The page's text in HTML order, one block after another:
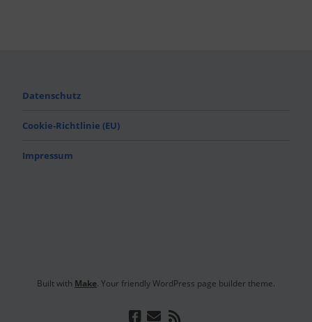
Datenschutz
Cookie-Richtlinie (EU)
Impressum
Built with Make. Your friendly WordPress page builder theme.